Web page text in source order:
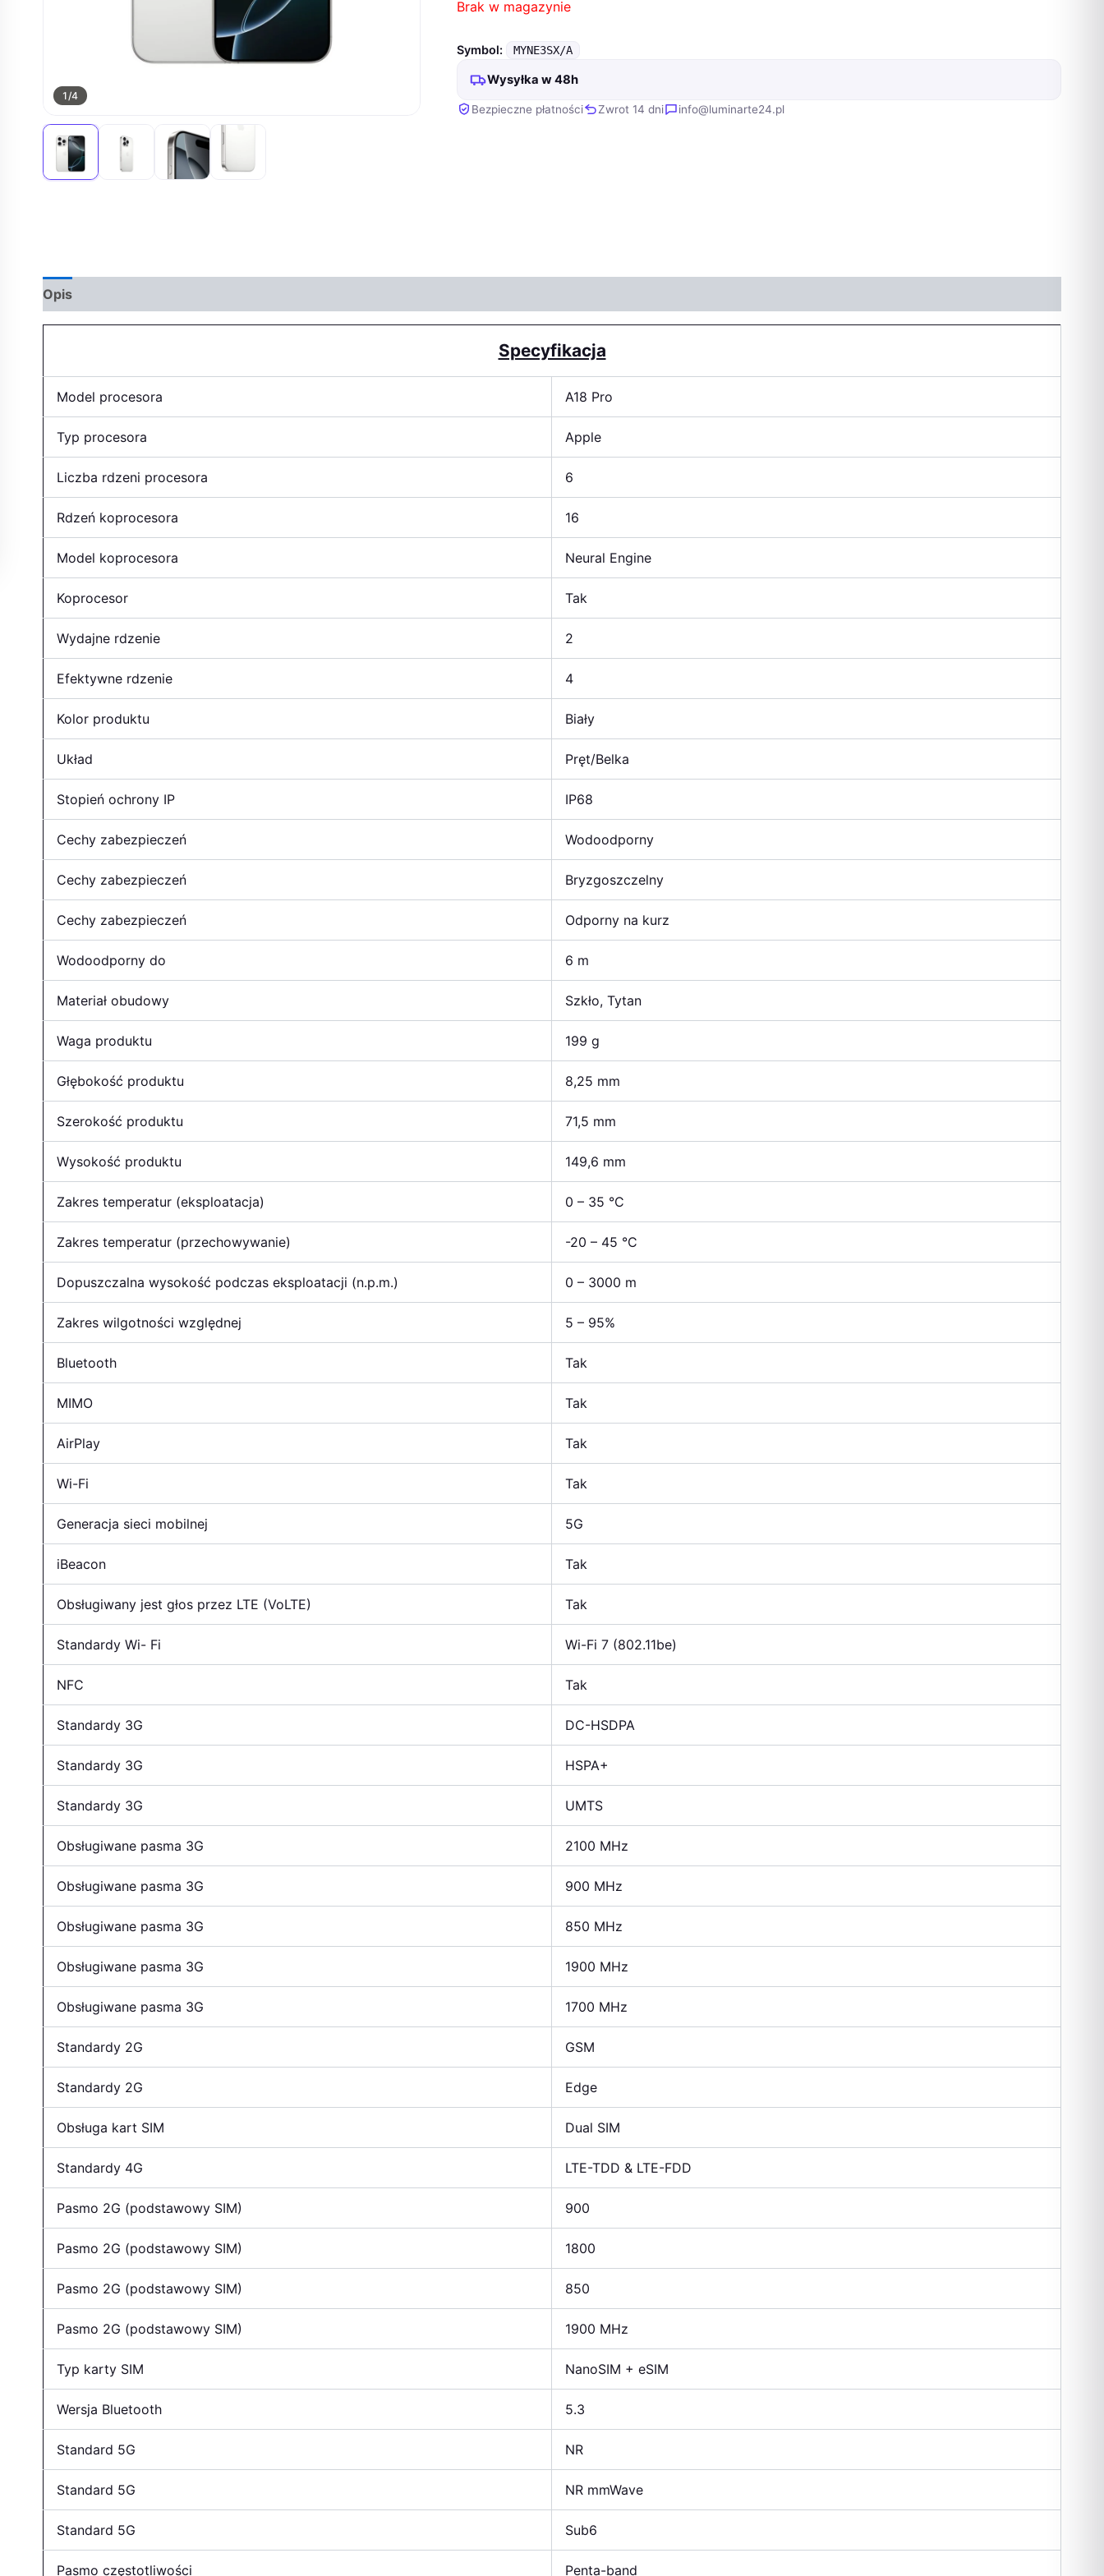
1/4
Brak w magazynie
Symbol: MYNE3SX/A
Wysyłka w 48h
Bezpieczne płatności Zwrot 14 dni info@luminarte24.pl
Opis
Specyfikacja
Model procesora A18 Pro
Typ procesora Apple
Liczba rdzeni procesora 6
Rdzeń koprocesora 16
Model koprocesora Neural Engine
Koprocesor Tak
Wydajne rdzenie 2
Efektywne rdzenie 4
Kolor produktu Biały
Układ Pręt/Belka
Stopień ochrony IP IP68
Cechy zabezpieczeń Wodoodporny
Cechy zabezpieczeń Bryzgoszczelny
Cechy zabezpieczeń Odporny na kurz
Wodoodporny do 6 m
Materiał obudowy Szkło, Tytan
Waga produktu 199 g
Głębokość produktu 8,25 mm
Szerokość produktu 71,5 mm
Wysokość produktu 149,6 mm
Zakres temperatur (eksploatacja) 0 – 35 °C
Zakres temperatur (przechowywanie) -20 – 45 °C
Dopuszczalna wysokość podczas eksploatacji (n.p.m.) 0 – 3000 m
Zakres wilgotności względnej 5 – 95%
Bluetooth Tak
MIMO Tak
AirPlay Tak
Wi-Fi Tak
Generacja sieci mobilnej 5G
iBeacon Tak
Obsługiwany jest głos przez LTE (VoLTE) Tak
Standardy Wi- Fi Wi-Fi 7 (802.11be)
NFC Tak
Standardy 3G DC-HSDPA
Standardy 3G HSPA+
Standardy 3G UMTS
Obsługiwane pasma 3G 2100 MHz
Obsługiwane pasma 3G 900 MHz
Obsługiwane pasma 3G 850 MHz
Obsługiwane pasma 3G 1900 MHz
Obsługiwane pasma 3G 1700 MHz
Standardy 2G GSM
Standardy 2G Edge
Obsługa kart SIM Dual SIM
Standardy 4G LTE-TDD & LTE-FDD
Pasmo 2G (podstawowy SIM) 900
Pasmo 2G (podstawowy SIM) 1800
Pasmo 2G (podstawowy SIM) 850
Pasmo 2G (podstawowy SIM) 1900 MHz
Typ karty SIM NanoSIM + eSIM
Wersja Bluetooth 5.3
Standard 5G NR
Standard 5G NR mmWave
Standard 5G Sub6
Pasmo częstotliwości Penta-band